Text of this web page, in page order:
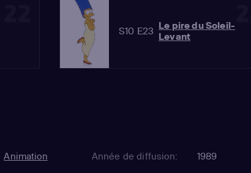
S10 E23 Le pire du Soleil-
Levant
Animation Année de diffusion: 1989